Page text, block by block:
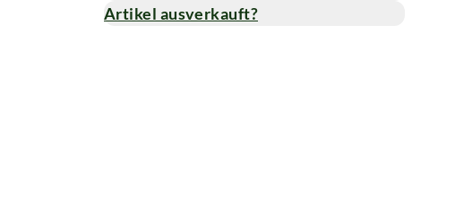
Artikel ausverkauft?